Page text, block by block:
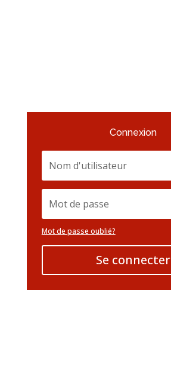
Connexion
Mot de passe oublié?
Se connecter